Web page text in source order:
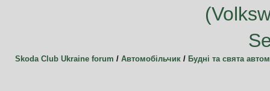
Skoda Club Ukraine forum / Автомобільчик/ Будні та свята